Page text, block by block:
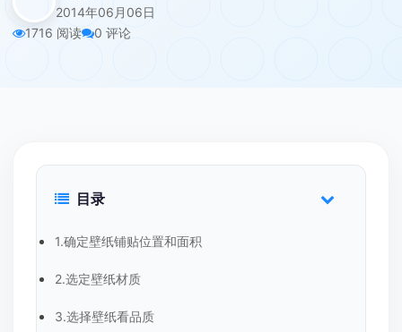
2014年06月06日
1716 阅读
0 评论
目录
1.确定壁纸铺贴位置和面积
2.选定壁纸材质
3.选择壁纸看品质